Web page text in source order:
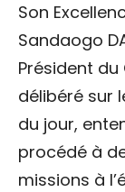
Son
Sandaogo
Président du
délibéré sur
du jour,
procédé à
missions à